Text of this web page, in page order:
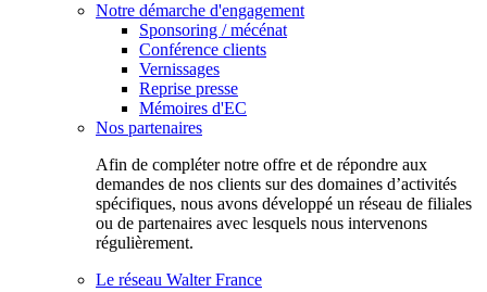
Notre démarche d'engagement
Sponsoring / mécénat
Conférence clients
Vernissages
Reprise presse
Mémoires d'EC
Nos partenaires
Afin de compléter notre offre et de répondre aux
demandes de nos clients sur des domaines d’activités
spécifiques, nous avons développé un réseau de filiales
ou de partenaires avec lesquels nous intervenons
régulièrement.
Le réseau Walter France